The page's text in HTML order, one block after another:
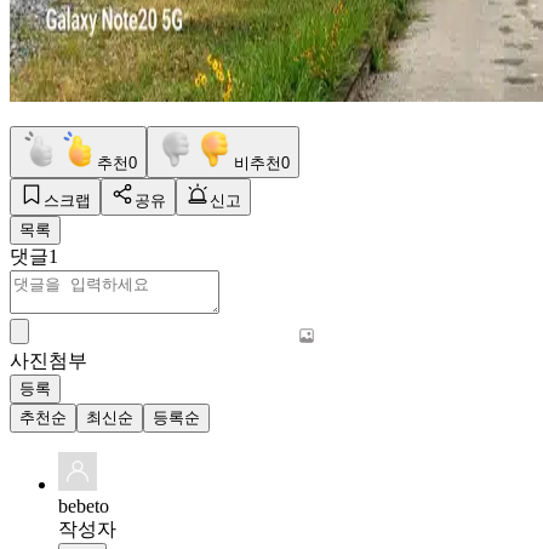
추천0 비추천0
스크랩 공유
신고
목록
댓글1
사진첨부
등록
추천순
최신순 등록순
bebeto
작성자